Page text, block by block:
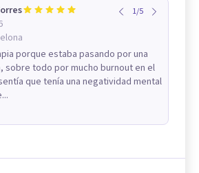
1/5
porque estaba pasando por una
sobre todo por mucho burnout en el
que tenía una negatividad mental